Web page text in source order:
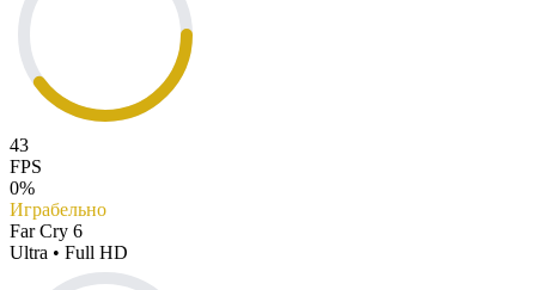
43
FPS
0%
Играбельно
Far Cry 6
Ultra • Full HD